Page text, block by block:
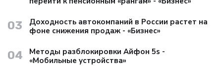
03
Доходность автокомпаний в России растет на
фоне снижения продаж - «Бизнес»
04
Методы разблокировки Айфон 5s -
«Мобильные устройства»